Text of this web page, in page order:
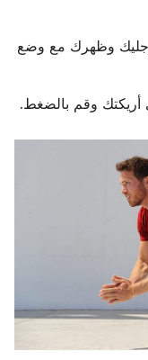
وظهرك مع وضع
وقم بالضغط.